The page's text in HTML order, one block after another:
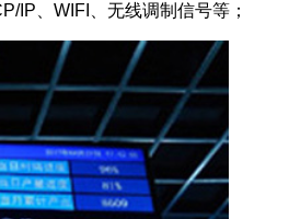
IP、WIFI、无线调制信号等；